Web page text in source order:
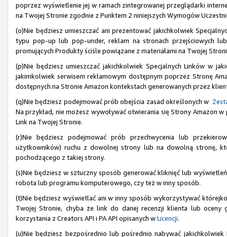
poprzez wyświetlenie jej w ramach zintegrowanej przeglądarki
na Twojej Stronie zgodnie z Punktem 2 niniejszych Wymogów
(o)Nie będziesz umieszczać ani prezentować jakichkolwiek
typu pop-up lub pop-under, reklam na stronach przejściowych
promujących Produkty ściśle powiązane z materiałami na Twojej
(p)Nie będziesz umieszczać jakichkolwiek Specjalnych Linków w
jakimkolwiek serwisem reklamowym dostępnym poprzez Stronę
dostępnych na Stronie Amazon kontekstach generowanych przez
(q)Nie będziesz podejmować prób obejścia zasad określonych w
Na przykład, nie możesz wywoływać otwierania się Strony Amazon
Link na Twojej Stronie.
(r)Nie będziesz podejmować prób przechwycenia lub
użytkowników) ruchu z dowolnej strony lub na dowolną stronę,
pochodzącego z takiej strony.
(s)Nie będziesz w sztuczny sposób generować kliknięć lub
robota lub programu komputerowego, czy też w inny sposób.
(t)Nie będziesz wyświetlać ani w inny sposób wykorzystywać
Twojej Stronie, chyba że link do danej recenzji klienta lub oceny
korzystania z Creators API i PA API opisanych wLicencji.
(u)Nie będziesz bezpośrednio lub pośrednio nabywać